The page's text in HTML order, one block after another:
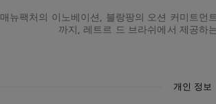
매뉴팩처의 이노베이션, 블랑팡의 오션 커미트먼
까지, 레트르 드 브라쉬에서 제공하
개인 정보